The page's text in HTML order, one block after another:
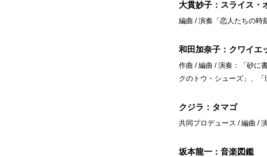
大貫妙子：スライス・
編曲 / 演奏「恋人たちの時
和田加奈子：クワイエ
作曲 / 編曲 / 演奏：「砂に
クのトウ・シューズ」、
クジラ：タマゴ
共同プロデュース / 編曲 /
坂本龍一：音楽図鑑